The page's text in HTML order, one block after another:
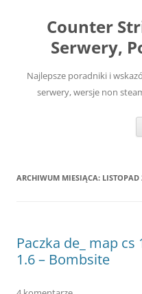
Counter
Serwery,
Najlepsze poradniki i
serwery, wersje non
ARCHIWUM MIESIĄCA: LISTOPAD
Paczka de_ map
1.6 – Bombsite